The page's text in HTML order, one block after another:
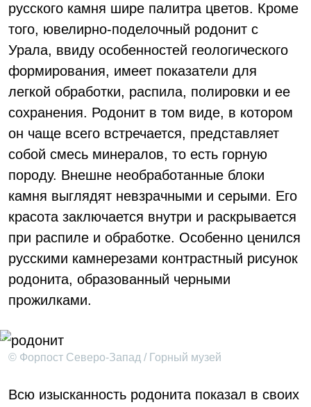
русского камня шире палитра цветов. Кроме
того, ювелирно-поделочный родонит с
Урала, ввиду особенностей геологического
формирования, имеет показатели для
легкой обработки, распила, полировки и ее
сохранения. Родонит в том виде, в котором
он чаще всего встречается, представляет
собой смесь минералов, то есть горную
породу. Внешне необработанные блоки
камня выглядят невзрачными и серыми. Его
красота заключается внутри и раскрывается
при распиле и обработке. Особенно ценился
русскими камнерезами контрастный рисунок
родонита, образованный черными
прожилками.
© Форпост Северо-Запад / Горный музей
Всю изысканность родонита показал в своих